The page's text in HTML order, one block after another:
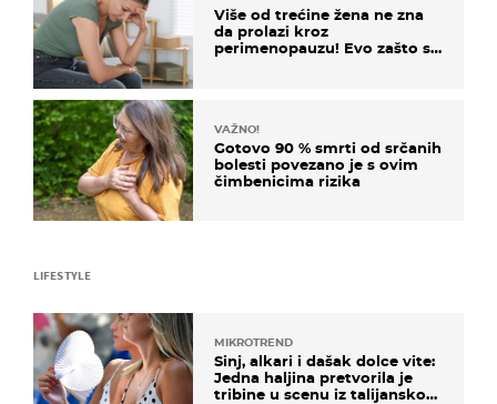
Više od trećine žena ne zna
da prolazi kroz
perimenopauzu! Evo zašto su
VAŽNO!
Gotovo 90 % smrti od srčanih
bolesti povezano je s ovim
čimbenicima rizika
LIFESTYLE
MIKROTREND
Sinj, alkari i dašak dolce vite:
Jedna haljina pretvorila je
tribine u scenu iz talijanskog